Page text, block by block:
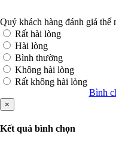
Quý khách hàng đánh giá thế
Rất hài lòng
Hài lòng
Bình thường
Không hài lòng
Rất không hài lòng
Bình
×
Kết quả bình chọn